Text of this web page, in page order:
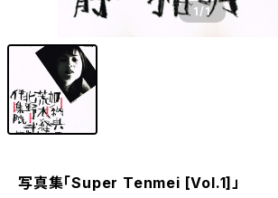
1/1
写真集「Super Tenmei [Vol.1]」